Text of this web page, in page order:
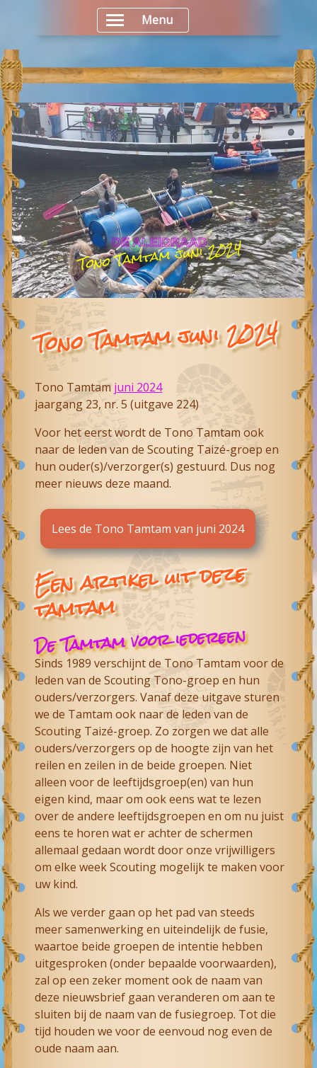
DE ALEIDRAAD
Tono Tamtam juni 2024
Tono Tamtam juni 2024
Tono Tamtam juni 2024
jaargang 23, nr. 5 (uitgave 224)
Voor het eerst wordt de Tono Tamtam ook
naar de leden van de Scouting Taizé-groep en
hun ouder(s)/verzorger(s) gestuurd. Dus nog
meer nieuws deze maand.
Lees de Tono Tamtam van juni 2024
Een artikel uit deze
tamtam
De Tamtam voor iedereen
Sinds 1989 verschijnt de Tono Tamtam voor de
leden van de Scouting Tono-groep en hun
ouders/verzorgers. Vanaf deze uitgave sturen
we de Tamtam ook naar de leden van de
Scouting Taizé-groep. Zo zorgen we dat alle
ouders/verzorgers op de hoogte zijn van het
reilen en zeilen in de beide groepen. Niet
alleen voor de leeftijdsgroep(en) van hun
eigen kind, maar om ook eens wat te lezen
over de andere leeftijdsgroepen en om nu juist
eens te horen wat er achter de schermen
allemaal gedaan wordt door onze vrijwilligers
om elke week Scouting mogelijk te maken voor
uw kind.
Als we verder gaan op het pad van steeds
meer samenwerking en uiteindelijk de fusie,
waartoe beide groepen de intentie hebben
uitgesproken (onder bepaalde voorwaarden),
zal op een zeker moment ook de naam van
deze nieuwsbrief gaan veranderen om aan te
sluiten bij de naam van de fusiegroep. Tot die
tijd houden we voor de eenvoud nog even de
oude naam aan.
Menu